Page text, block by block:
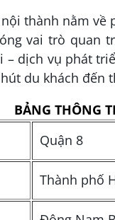
thành nằm
vai trò quan
– dịch vụ phát
du khách đến
BẢNG THÔNG
Quận 8
Thành phố